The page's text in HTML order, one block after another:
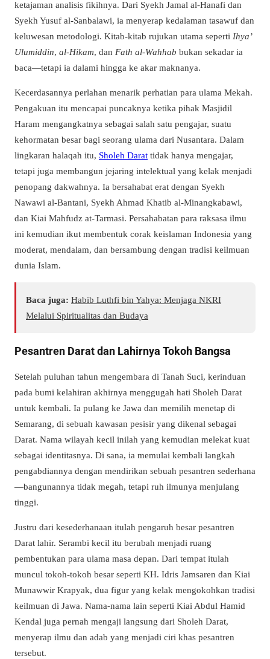
ketajaman analisis fikihnya. Dari Syekh Jamal al-Hanafi dan
Syekh Yusuf al-Sanbalawi, ia menyerap kedalaman tasawuf dan
keluwesan metodologi. Kitab-kitab rujukan utama seperti Ihya’
Ulumiddin, al-Hikam, dan Fath al-Wahhab bukan sekadar ia
baca—tetapi ia dalami hingga ke akar maknanya.
Kecerdasannya perlahan menarik perhatian para ulama Mekah.
Pengakuan itu mencapai puncaknya ketika pihak Masjidil
Haram mengangkatnya sebagai salah satu pengajar, suatu
kehormatan besar bagi seorang ulama dari Nusantara. Dalam
lingkaran halaqah itu, Sholeh Darat tidak hanya mengajar,
tetapi juga membangun jejaring intelektual yang kelak menjadi
penopang dakwahnya. Ia bersahabat erat dengan Syekh
Nawawi al-Bantani, Syekh Ahmad Khatib al-Minangkabawi,
dan Kiai Mahfudz at-Tarmasi. Persahabatan para raksasa ilmu
ini kemudian ikut membentuk corak keislaman Indonesia yang
moderat, mendalam, dan bersambung dengan tradisi keilmuan
dunia Islam.
Baca juga: Habib Luthfi bin Yahya: Menjaga NKRI
Melalui Spiritualitas dan Budaya
Pesantren Darat dan Lahirnya Tokoh Bangsa
Setelah puluhan tahun mengembara di Tanah Suci, kerinduan
pada bumi kelahiran akhirnya menggugah hati Sholeh Darat
untuk kembali. Ia pulang ke Jawa dan memilih menetap di
Semarang, di sebuah kawasan pesisir yang dikenal sebagai
Darat. Nama wilayah kecil inilah yang kemudian melekat kuat
sebagai identitasnya. Di sana, ia memulai kembali langkah
pengabdiannya dengan mendirikan sebuah pesantren sederhana
—bangunannya tidak megah, tetapi ruh ilmunya menjulang
tinggi.
Justru dari kesederhanaan itulah pengaruh besar pesantren
Darat lahir. Serambi kecil itu berubah menjadi ruang
pembentukan para ulama masa depan. Dari tempat itulah
muncul tokoh-tokoh besar seperti KH. Idris Jamsaren dan Kiai
Munawwir Krapyak, dua figur yang kelak mengokohkan tradisi
keilmuan di Jawa. Nama-nama lain seperti Kiai Abdul Hamid
Kendal juga pernah mengaji langsung dari Sholeh Darat,
menyerap ilmu dan adab yang menjadi ciri khas pesantren
tersebut.